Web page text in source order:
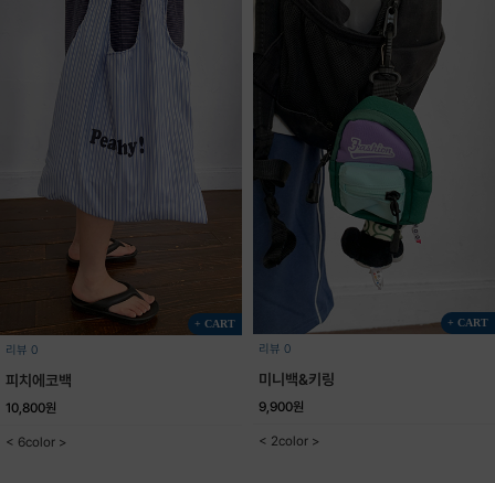
+ CART
리뷰 0
피치에코백
10,800원
< 6color >
+ CART
리뷰 0
미니백&키링
9,900원
< 2color >